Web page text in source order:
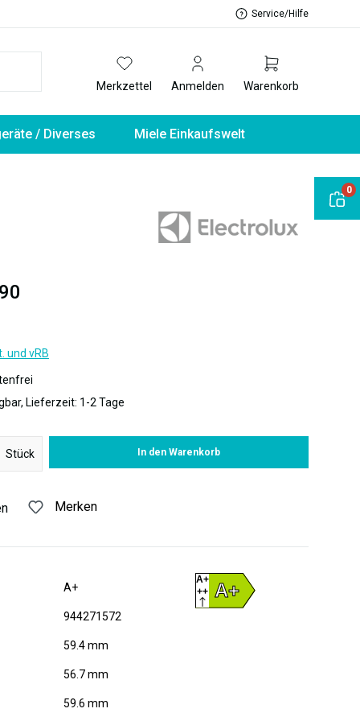
Service/Hilfe
Merkzettel Anmelden Warenkorb
/ Diverses Miele Einkaufswelt
und vRB
Lieferzeit: 1-2 Tage
Stück
In den Warenkorb
Merken
A+
944271572
59.4 mm
56.7 mm
59.6 mm
A+
A+
++
0